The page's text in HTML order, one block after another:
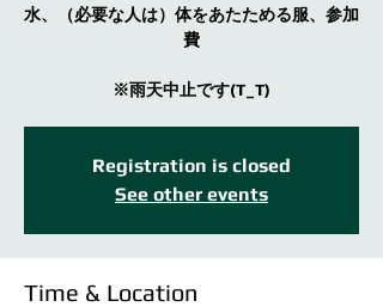
水、（必要な人は）体をあたためる服、参加
費
※雨天中止です(T_T)
Registration is closed
See other events
Time & Location